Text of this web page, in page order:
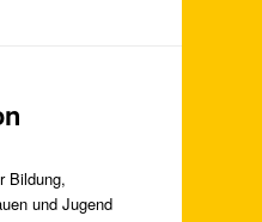
Bildung,
und Jugend